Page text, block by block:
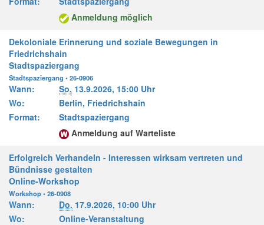
Anmeldung möglich
Dekoloniale Erinnerung und soziale Bewegungen in
Friedrichshain
Stadtspaziergang
Stadtspaziergang • 26-0906
Wann: So. 13.9.2026, 15:00 Uhr
Wo:
Berlin, Friedrichshain
Format:
Stadtspaziergang
Anmeldung auf Warteliste
Erfolgreich Verhandeln - Interessen wirksam vertreten und
Bündnisse gestalten
Online-Workshop
Workshop • 26-0908
Wann: Do. 17.9.2026, 10:00 Uhr
Wo:
Online-Veranstaltung